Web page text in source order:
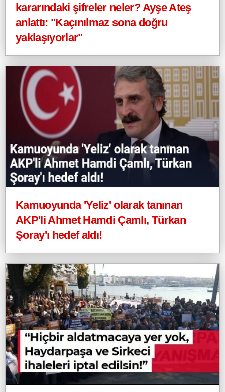
kararındaki şifreler neler? Ayşe Ateş
anlattı: "Kaçınılmaz sona doğru
yaklaşıyorlar"
Kamuoyunda 'Yeliz' olarak tanınan
AKP'li Ahmet Hamdi Çamlı, Türkan
Şoray'ı hedef aldı!